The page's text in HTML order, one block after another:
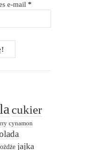
e-mail*
cukier
cynamon
jajka